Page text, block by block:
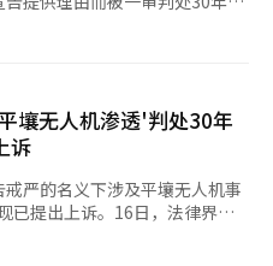
。 金正恩对美国的不信任加
压力的背景下，也不得不将朝
具有诺贝尔和平奖级别的象征
够从根本上解决朝鲜核问题。
步去核化以及和平体制建设的
大的外交成就之一。 问题在
提升其核武器体系和防御工业
上，更在构建战术核体系、固
超音速导弹、潜射弹道导弹
为朝鲜半岛和平作出贡献，并
持。” 正代表强
李总统期待特朗普总统对朝鲜
朝鲜半岛的持久和平。特朗普
的作用。” 他最后表
下，北美对话能够重新启动，
岛的和平与稳定带来重大进
为李总统在朝鲜半岛和平建设
工智能（AI）系统翻译与编
日提出了上诉。 他们被
鲜的军事挑衅，以确保宣布紧
年10月左右向朝鲜平壤渗透
的职务命令权。 金勇贤
盖无人机行动，指示军人将损
况，因此还面临妨碍公务、伪
的劳资双方就工资上涨和人
壤无人机渗透'判处30年
诉
严的名义下涉及平壤无人机事
已提出上诉。16日，法律界消
院提交了对普通叛国罪及滥用